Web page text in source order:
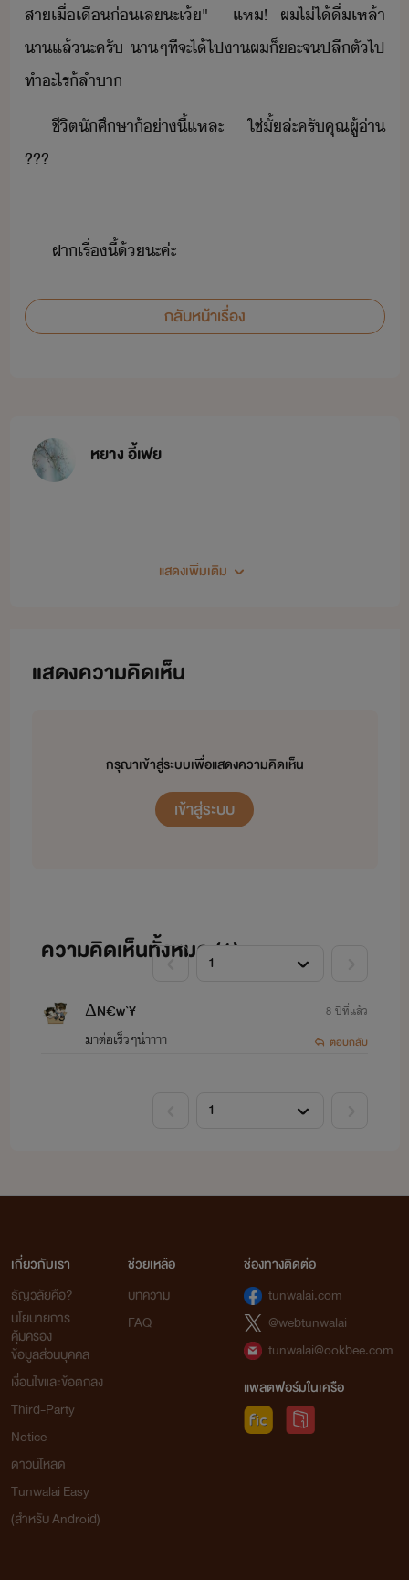
สา​เื่​เื่​เล​ะ​เ้​"​ ​ ​แห​!​ ​ผ​ไ่ไ้​ื่เหล้า​
า​แล้​ะ​ครั​ ​าๆ​ที​จะ​ไ้​ไป​า​ผ​็​ะ​จ​ปลีตั​ไป​
ทำ​ะไร​้​ลำา
ชีิต​ัศึษา​้​่า​ี้แหละ​ ​ใช่​ั้​ล่ะ​ครั​คุณ​ผู้่า​
???
ฝา​เรื่​ี้​้​ะ​ค่ะ
กลับหน้าเรื่อง
หยาง อี้เฟย
เรื่องนี้เป็นเรืองเดียวกันในเด็กดีไรท์เตอร์คนเดียวกันเน้ออออ
นิยายของไรท์ หยาง อี้เฟย
แสดงเพิ่มเติม
แสดงความคิดเห็น
กรุณาเข้าสู่ระบบเพื่อแสดงความคิดเห็น
เข้าสู่ระบบ
ความคิดเห็นทั้งหมด (1)
ΔN€w`¥
มาต่อเร็วๆน่าาาา
8 ปีที่แล้ว
ตอบกลับ
เกี่ยวกับเรา
ธัญวลัยคือ?
นโยบายการ
คุ้มครอง
ข้อมูลส่วนบุคคล
เงื่อนไขและข้อตกลง
Third-Party
Notice
ดาวน์โหลด
Tunwalai Easy
(สำหรับ Android)
ช่วยเหลือ
บทความ
FAQ
ช่องทางติดต่อ
tunwalai.com
@webtunwalai
tunwalai@ookbee.com
แพลตฟอร์มในเครือ